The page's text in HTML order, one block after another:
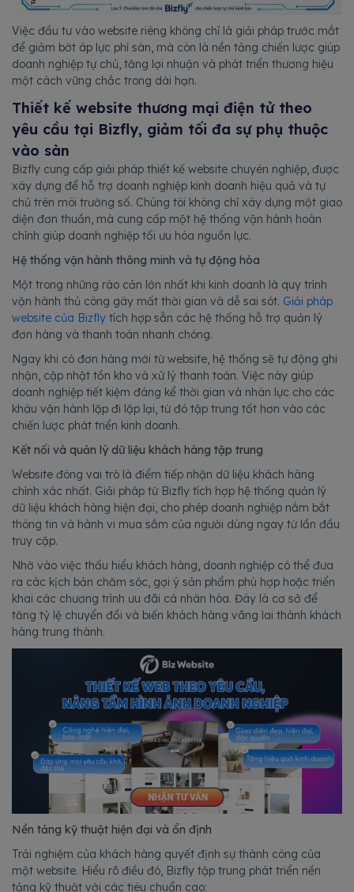
Việc đầu tư vào website riêng không chỉ là giải pháp trước mắt
để giảm bớt áp lực phí sàn, mà còn là nền tảng chiến lược giúp
doanh nghiệp tự chủ, tăng lợi nhuận và phát triển thương hiệu
một cách vững chắc trong dài hạn.
Thiết kế website thương mại điện tử theo
yêu cầu tại Bizfly, giảm tối đa sự phụ thuộc
vào sàn
Bizfly cung cấp giải pháp thiết kế website chuyên nghiệp, được
xây dựng để hỗ trợ doanh nghiệp kinh doanh hiệu quả và tự
chủ trên môi trường số. Chúng tôi không chỉ xây dựng một giao
diện đơn thuần, mà cung cấp một hệ thống vận hành hoàn
chỉnh giúp doanh nghiệp tối ưu hóa nguồn lực.
Hệ thống vận hành thông minh và tự động hóa
Một trong những rào cản lớn nhất khi kinh doanh là quy trình
vận hành thủ công gây mất thời gian và dễ sai sót. Giải pháp
website của Bizfly tích hợp sẵn các hệ thống hỗ trợ quản lý
đơn hàng và thanh toán nhanh chóng.
Ngay khi có đơn hàng mới từ website, hệ thống sẽ tự động ghi
nhận, cập nhật tồn kho và xử lý thanh toán. Việc này giúp
doanh nghiệp tiết kiệm đáng kể thời gian và nhân lực cho các
khâu vận hành lặp đi lặp lại, từ đó tập trung tốt hơn vào các
chiến lược phát triển kinh doanh.
Kết nối và quản lý dữ liệu khách hàng tập trung
Website đóng vai trò là điểm tiếp nhận dữ liệu khách hàng
chính xác nhất. Giải pháp từ Bizfly tích hợp hệ thống quản lý
dữ liệu khách hàng hiện đại, cho phép doanh nghiệp nắm bắt
thông tin và hành vi mua sắm của người dùng ngay từ lần đầu
truy cập.
Nhờ vào việc thấu hiểu khách hàng, doanh nghiệp có thể đưa
ra các kịch bản chăm sóc, gợi ý sản phẩm phù hợp hoặc triển
khai các chương trình ưu đãi cá nhân hóa. Đây là cơ sở để
tăng tỷ lệ chuyển đổi và biến khách hàng vãng lai thành khách
hàng trung thành.
Nền tảng kỹ thuật hiện đại và ổn định
Trải nghiệm của khách hàng quyết định sự thành công của
một website. Hiểu rõ điều đó, Bizfly tập trung phát triển nền
tảng kỹ thuật với các tiêu chuẩn cao: